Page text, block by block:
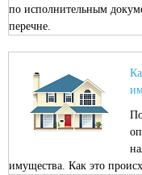
по исполнительным
перечне.
имущества. Как это